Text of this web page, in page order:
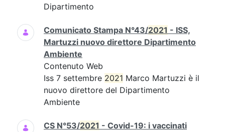
Dipartimento
Comunicato Stampa N°43/2021 - ISS,
Martuzzi nuovo direttore Dipartimento
Ambiente
Contenuto Web
Iss 7 settembre 2021 Marco Martuzzi è il
nuovo direttore del Dipartimento
Ambiente
CS N°53/2021 - Covid-19: i vaccinati